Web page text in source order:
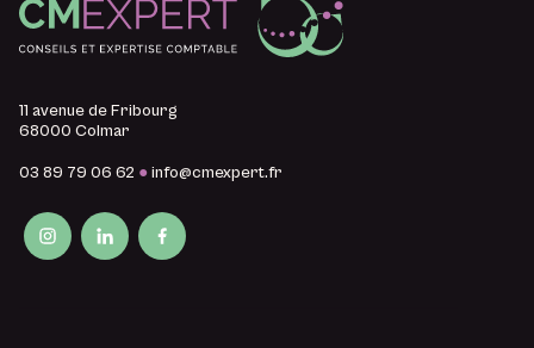
11 avenue de Fribourg
68000 Colmar
03 89 79 06 62 ●info@cmexpert.fr